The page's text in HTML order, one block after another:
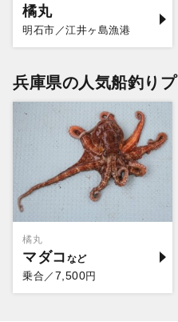
橘丸
明石市／江井ヶ島漁港
兵庫県の人気船釣り
橘丸
マダコ
乗合／ 7,500円